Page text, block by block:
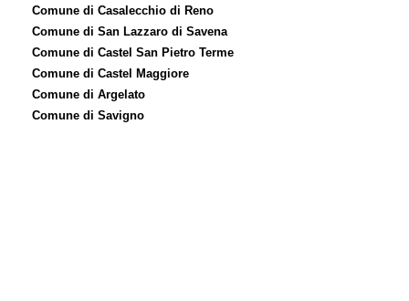
Comune di Casalecchio di Reno
Comune di San Lazzaro di Savena
Comune di Castel San Pietro Terme
Comune di Castel Maggiore
Comune di Argelato
Comune di Savigno